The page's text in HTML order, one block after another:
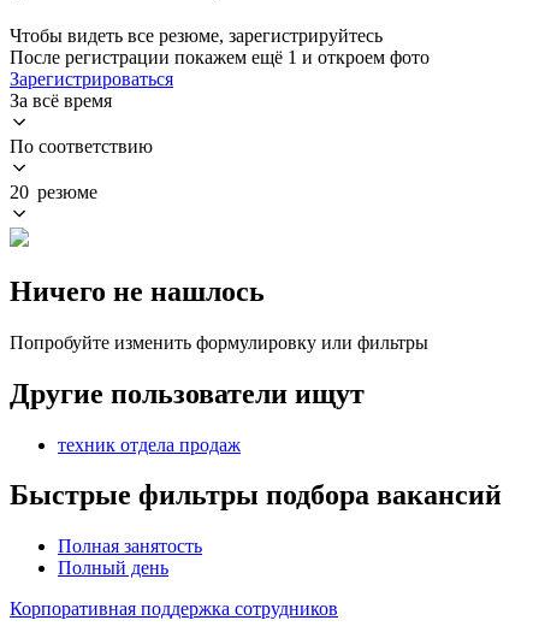
Чтобы видеть все резюме, зарегистрируйтесь
После регистрации покажем ещё 1 и откроем фото
Зарегистрироваться
За всё время
По соответствию
20 резюме
Ничего не нашлось
Попробуйте изменить формулировку или фильтры
Другие пользователи ищут
техник отдела продаж
Быстрые фильтры подбора вакансий
Полная занятость
Полный день
Корпоративная поддержка сотрудников